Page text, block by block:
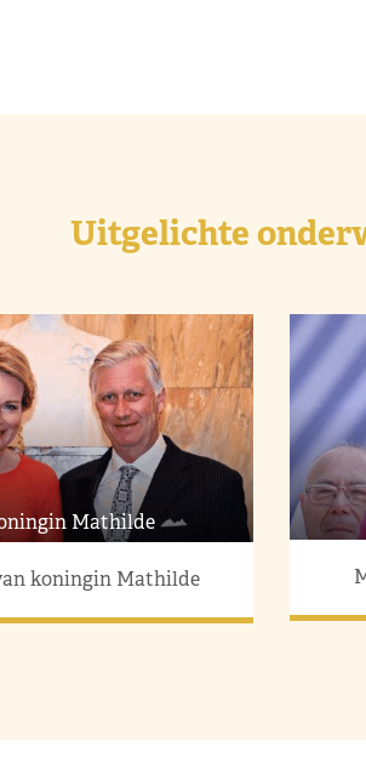
Uitgelichte
Mathilde
koningin Mathilde